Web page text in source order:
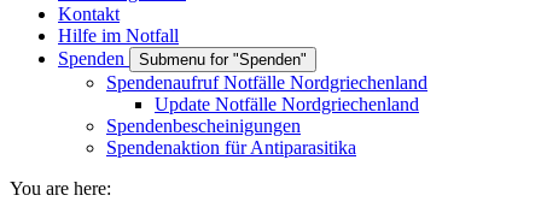
Kontakt
Hilfe im Notfall
Spenden
Submenu for "Spenden"
Spendenaufruf Notfälle Nordgriechenland
Update Notfälle Nordgriechenland
Spendenbescheinigungen
Spendenaktion für Antiparasitika
You are here: